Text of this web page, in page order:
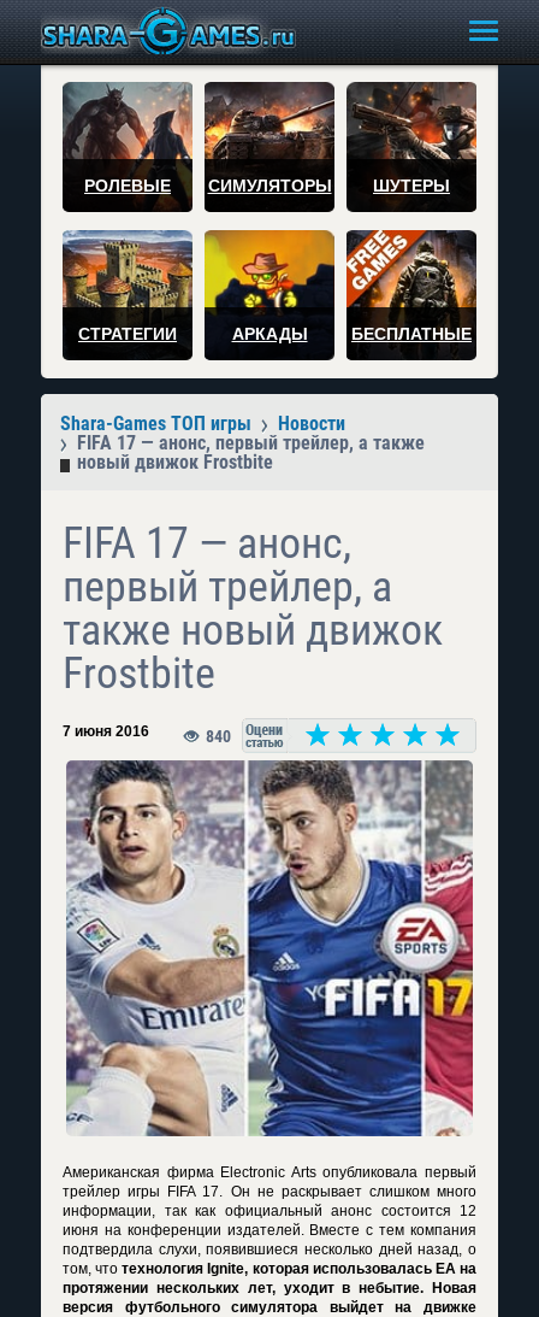
РОЛЕВЫЕ СИМУЛЯТОРЫ ШУТЕРЫ
СТРАТЕГИИ АРКАДЫ БЕСПЛАТНЫЕ
Shara-Games ТОП игры
Новости
FIFA 17 — анонс, первый трейлер, а также
новый движок Frostbite
FIFA 17 — анонс,
первый трейлер, а
также новый движок
Frostbite
7 июня 2016 840
Американская фирма Electronic Arts опубликовала первый
трейлер игры FIFA 17. Он не раскрывает слишком много
информации, так как официальный анонс состоится 12
июня на конференции издателей. Вместе с тем компания
подтвердила слухи, появившиеся несколько дней назад, о
том, чтотехнология Ignite, которая использовалась EA на
протяжении нескольких лет, уходит в небытие. Новая
версия футбольного симулятора выйдет на движке